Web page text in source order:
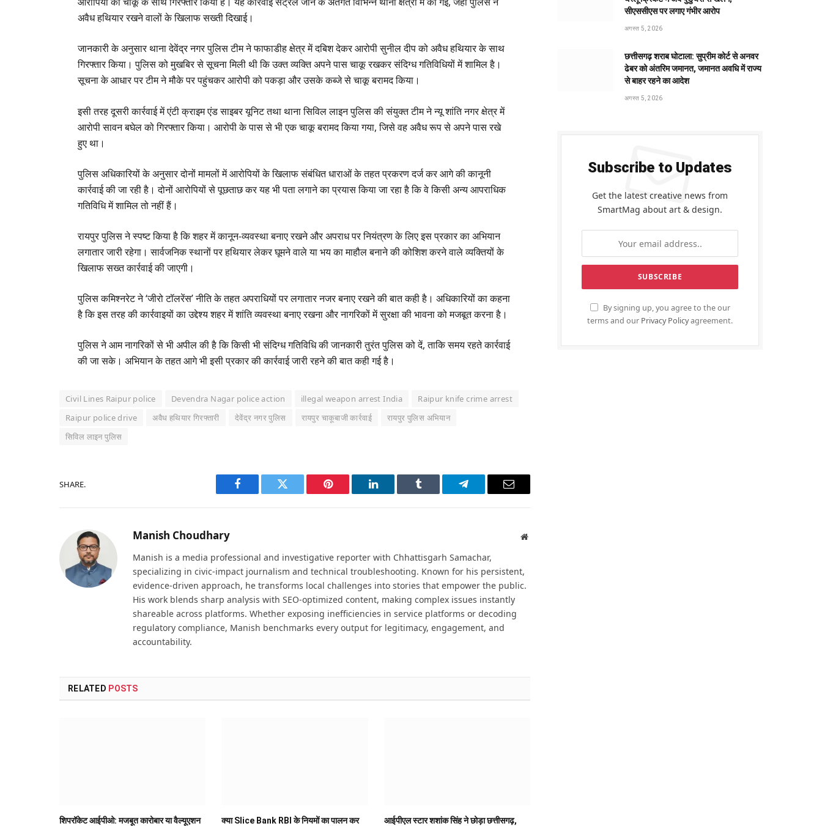
अवैध हथियार रखने वालों के खिलाफ सख्ती दिखाई।
जानकारी के अनुसार थाना देवेंद्र नगर पुलिस टीम ने फाफाडीह क्षेत्र में दबिश देकर आरोपी सुनील दीप को अवैध हथियार के साथ
गिरफ्तार किया। पुलिस को मुखबिर से सूचना मिली थी कि उक्त व्यक्ति अपने पास चाकू रखकर संदिग्ध गतिविधियों में शामिल है।
सूचना के आधार पर टीम ने मौके पर पहुंचकर आरोपी को पकड़ा और उसके कब्जे से चाकू बरामद किया।
इसी तरह दूसरी कार्रवाई में एंटी क्राइम एंड साइबर यूनिट तथा थाना सिविल लाइन पुलिस की संयुक्त टीम ने न्यू शांति नगर क्षेत्र में
आरोपी सावन बघेल को गिरफ्तार किया। आरोपी के पास से भी एक चाकू बरामद किया गया, जिसे वह अवैध रूप से अपने पास रखे
हुए था।
पुलिस अधिकारियों के अनुसार दोनों मामलों में आरोपियों के खिलाफ संबंधित धाराओं के तहत प्रकरण दर्ज कर आगे की कानूनी
कार्रवाई की जा रही है। दोनों आरोपियों से पूछताछ कर यह भी पता लगाने का प्रयास किया जा रहा है कि वे किसी अन्य आपराधिक
गतिविधि में शामिल तो नहीं हैं।
रायपुर पुलिस ने स्पष्ट किया है कि शहर में कानून-व्यवस्था बनाए रखने और अपराध पर नियंत्रण के लिए इस प्रकार का अभियान
लगातार जारी रहेगा। सार्वजनिक स्थानों पर हथियार लेकर घूमने वाले या भय का माहौल बनाने की कोशिश करने वाले व्यक्तियों के
खिलाफ सख्त कार्रवाई की जाएगी।
पुलिस कमिश्नरेट ने ‘जीरो टॉलरेंस’ नीति के तहत अपराधियों पर लगातार नजर बनाए रखने की बात कही है। अधिकारियों का कहना
है कि इस तरह की कार्रवाइयों का उद्देश्य शहर में शांति व्यवस्था बनाए रखना और नागरिकों में सुरक्षा की भावना को मजबूत करना है।
पुलिस ने आम नागरिकों से भी अपील की है कि किसी भी संदिग्ध गतिविधि की जानकारी तुरंत पुलिस को दें, ताकि समय रहते कार्रवाई
की जा सके। अभियान के तहत आगे भी इसी प्रकार की कार्रवाई जारी रहने की बात कही गई है।
Civil Lines Raipur police Devendra Nagar police action illegal weapon arrest India
Raipur knife crime arrest
Raipur police drive
अवैध हथियार गिरफ्तारी देवेंद्र नगर पुलिस रायपुर चाकूबाजी कार्रवाई
रायपुर पुलिस अभियान
सिविल लाइन पुलिस
SHARE.
Facebook Twitter Pinterest LinkedIn Tumblr Telegram Email
Manish Choudhary Website
Manish is a media professional and investigative reporter with Chhattisgarh Samachar,
specializing in civic-impact journalism and technical troubleshooting. Known for his persistent,
evidence-driven approach, he transforms local challenges into stories that empower the public.
His work blends sharp analysis with SEO-optimized content, making complex issues instantly
shareable across platforms. Whether exposing inefficiencies in service platforms or decoding
regulatory compliance, Manish benchmarks every output for legitimacy, engagement, and
accountability.
RELATED POSTS
शिपरॉकेट आईपीओ: मजबूत कारोबार या वैल्यूएशन
क्या Slice Bank RBI के नियमों का पालन कर
आईपीएल स्टार शशांक सिंह ने छोड़ा छत्तीसगढ़,
सीएससीएस पर लगाए गंभीर आरोप
अगस्त 5, 2026
छत्तीसगढ़ शराब घोटाला: सुप्रीम कोर्ट से अनवर
ढेबर को अंतरिम जमानत, जमानत अवधि में राज्य
से बाहर रहने का आदेश
अगस्त 5, 2026
Subscribe to Updates
Get the latest creative news from
SmartMag about art & design.
By signing up, you agree to the our
terms and our Privacy Policyagreement.